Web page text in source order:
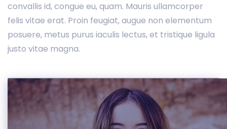
convallis id, congue eu, quam. Mauris ullamcorper
felis vitae erat. Proin feugiat, augue non elementum
posuere, metus purus iaculis lectus, et tristique ligula
justo vitae magna.